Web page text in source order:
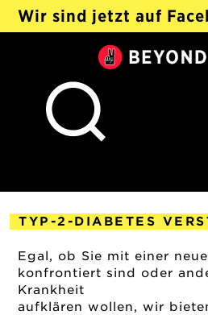
Wir sind jetzt auf
@Beyond Type 2
TYP-2-DIABETES
Egal, ob Sie mit einer
konfrontiert sind oder
Krankheit
aufklären wollen, wir